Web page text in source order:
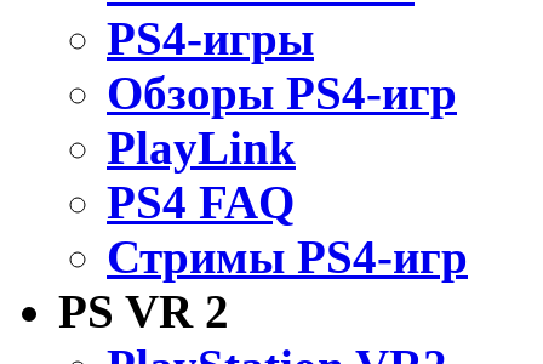
PS4-игры
Обзоры PS4-игр
PlayLink
PS4 FAQ
Стримы PS4-игр
PS VR 2